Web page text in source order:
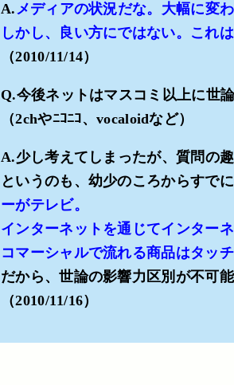
A.メディアの状況だな。大幅に変
しかし、良い方にではない。これ
（2010/11/14）
Q.今後ネットはマスコミ以上に世
（2chやﾆｺﾆｺ、vocaloidなど）
A.少し考えてしまったが、質問の
というのも、幼少のころからすでに
ーがテレビ。
インターネットを通じてインター
コマーシャルで流れる商品はタッ
だから、世論の影響力区別が不可
（2010/11/16）